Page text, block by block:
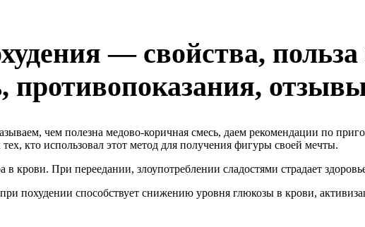
— свойства,
противопоказания,
чем полезна медово-коричная смесь, даем рекомендации по
кто использовал этот метод для получения фигуры своей мечты.
крови. При переедании, злоупотреблении сладостями страдает
похудении способствует снижению уровня глюкозы в крови,